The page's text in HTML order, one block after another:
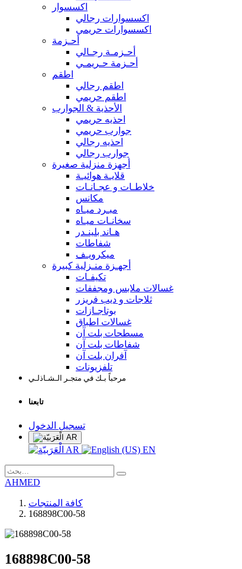
اكسسوار
اكسسوارات رجالي
اكسسوارات حريمي
أحـزمة
أحـزمـة رجـالي
أحـزمة حـريمـي
اطقم
اطقم رجالي
اطقم حريمي
الأحذية & الجوارب
احذيه حريمي
جوارب حريمي
احذيه رجالي
جوارب رجالي
أجهزة منزلية صغيرة
قلايـة هوائيـة
خلاطـات و عجـانـات
مكانس
مبـرد ميـاه
سخانـات ميـاه
هـاند بلينـدر
شفاطات
ميكرويـف
أجهـزة منـزلية كبيرة
تكيفـات
غسالات ملابس ومجففات
ثلاجات و ديب فريزر
بوتاجـازات
غسالات اطباق
مسطحات بلت آن
شفاطات بلت آن
آفران بلت آن
تلفزيونات
مرحباً بـك في متجـر الـشـاذلـي
تابعنا
تسجيل الدخول
AR
AR EN
AHMED
كافة المنتجات
168898C00-58
168898C00-58